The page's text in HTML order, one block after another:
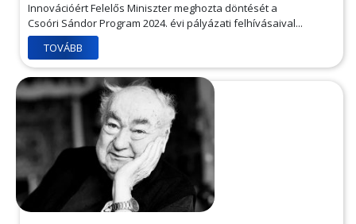
Innovációért Felelős Miniszter meghozta döntését a
Csoóri Sándor Program 2024. évi pályázati felhívásaival...
TOVÁBB